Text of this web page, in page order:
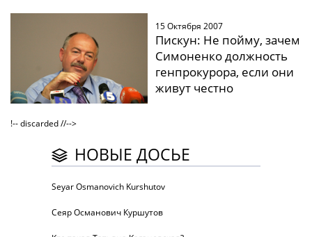
15 Октября 2007
Пискун: Не пойму, зачем
Симоненко должность
генпрокурора, если они
живут честно
!-- discarded //-->
НОВЫЕ ДОСЬЕ
Seyar Osmanovich Kurshutov
Сеяр Османович Куршутов